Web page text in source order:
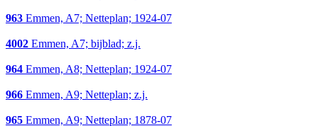
963 Emmen, A7; Netteplan; 1924-07
4002 Emmen, A7; bijblad; z.j.
964 Emmen, A8; Netteplan; 1924-07
966 Emmen, A9; Netteplan; z.j.
965 Emmen, A9; Netteplan; 1878-07